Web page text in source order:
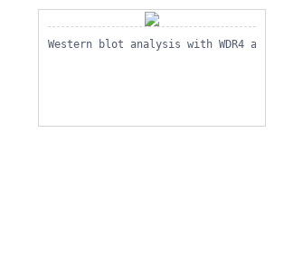
Western blot analysis with WDR4